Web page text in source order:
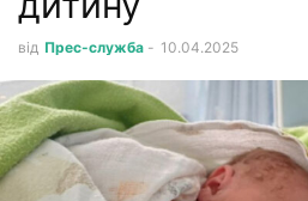
від Прес-служба - 10.04.2025